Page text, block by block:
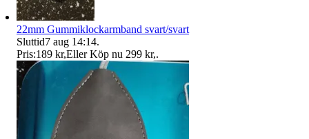
22mm Gummiklockarmband svart/svart
Sluttid7 aug 14:14.
Pris:189 kr,Eller Köp nu 299 kr,.